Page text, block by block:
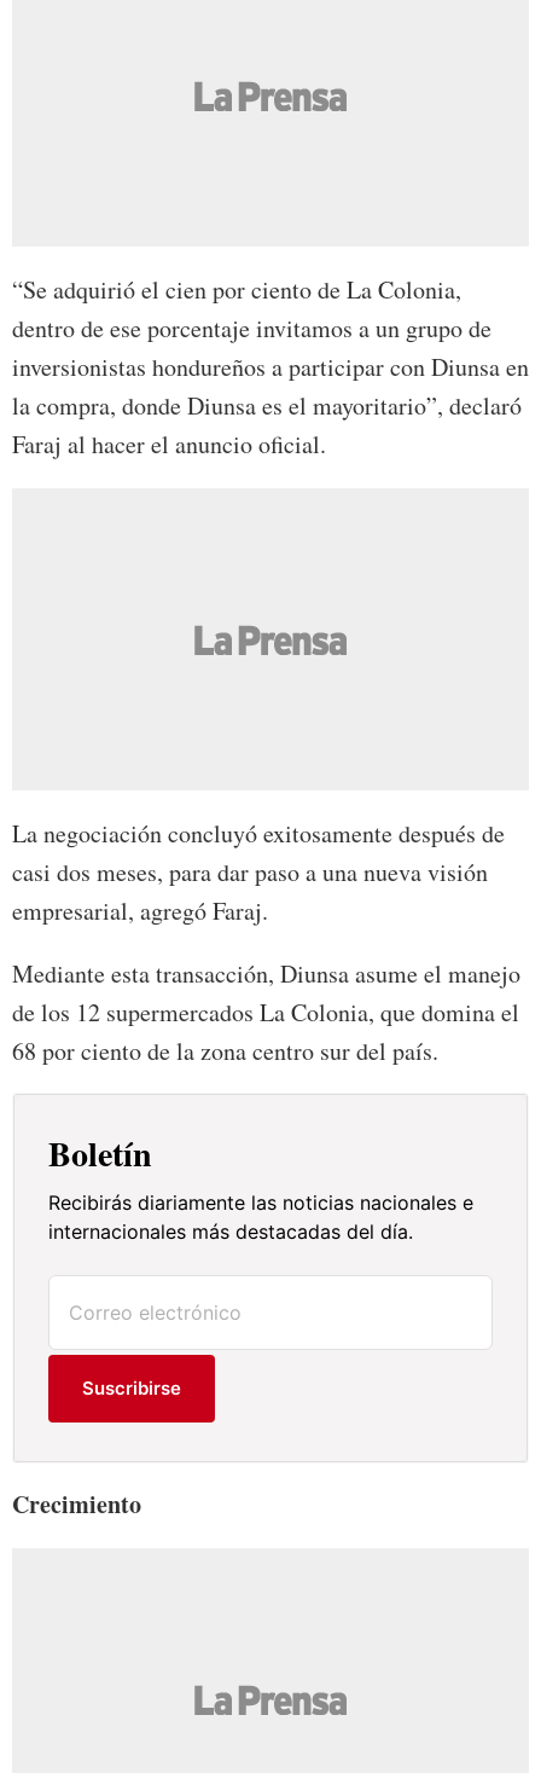
“Se adquirió el cien por ciento de La Colonia,
dentro de ese porcentaje invitamos a un grupo de
inversionistas hondureños a participar con Diunsa en
la compra, donde Diunsa es el mayoritario”, declaró
Faraj al hacer el anuncio oficial.
La negociación concluyó exitosamente después de
casi dos meses, para dar paso a una nueva visión
empresarial, agregó Faraj.
Mediante esta transacción, Diunsa asume el manejo
de los 12 supermercados La Colonia, que domina el
68 por ciento de la zona centro sur del país.
Boletín
Recibirás diariamente las noticias nacionales e
internacionales más destacadas del día.
Suscribirse
Crecimiento